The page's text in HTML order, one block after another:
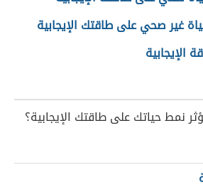
غير صحي على طاقتك الإيجابية
الإيجابية